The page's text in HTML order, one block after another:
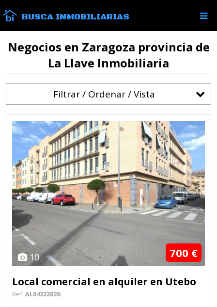
BUSCA INMOBILIARIAS
Negocios en Zaragoza provincia de
La Llave Inmobiliaria
Filtrar / Ordenar / Vista
10 700 €
Local comercial en alquiler en Utebo
Ref. AL04222026